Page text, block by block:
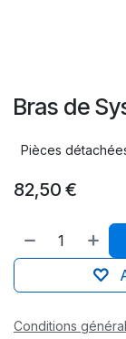
Bras de
Pièces
82,50 €
Conditions